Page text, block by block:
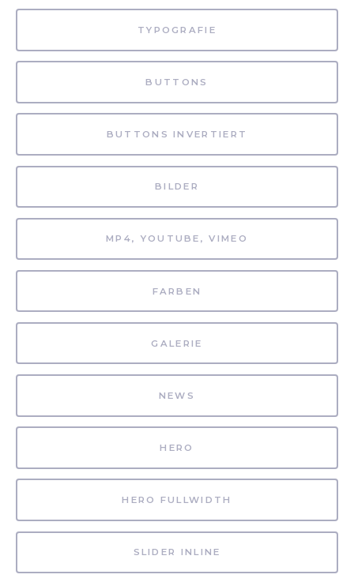
TYPOGRAFIE
BUTTONS
BUTTONS INVERTIERT
BILDER
MP4, YOUTUBE, VIMEO
FARBEN
GALERIE
NEWS
HERO
HERO FULLWIDTH
SLIDER INLINE